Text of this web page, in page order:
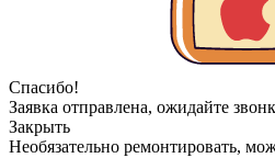
Спасибо!
Заявка отправлена, ожидайте
Закрыть
Необязательно ремонтировать,